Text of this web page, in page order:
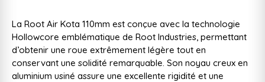
La Root Air Kota 110mm est conçue avec la technologie
Hollowcore emblématique de Root Industries, permettant
d’obtenir une roue extrêmement légère tout en
conservant une solidité remarquable. Son noyau creux en
aluminium usiné assure une excellente rigidité et une